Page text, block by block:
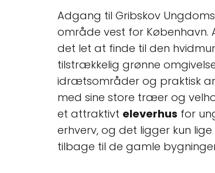
Adgang til Gribskov
område vest for København.
det let at finde til den
tilstrækkelig grønne
idrætsområder og praktisk
med sine store træer og
et attraktivt eleverhus for
erhverv, og det ligger kun
tilbage til de gamle